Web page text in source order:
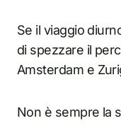
Se il viaggio
di spezzare il
Amsterdam e
Non è sempre la